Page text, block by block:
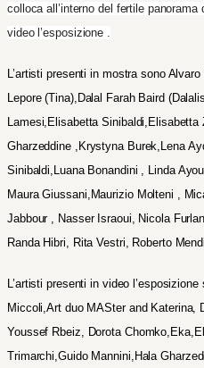
colloca all’interno del fertile panorama
video l’esposizione .
L’artisti presenti in mostra sono
Lepore (Tina),Dalal Farah Baird
Lamesi,Elisabetta Sinibaldi,Elisabetta
Gharzeddine,Krystyna Burek,Lena
Sinibaldi,Luana Bonandini , Linda
Maura Giussani,Maurizio Molteni ,
Jabbour , Nasser Israoui, Nicola
Randa Hibri, Rita Vestri, Roberto
L’artisti presenti in video
Miccoli,Art duo MASter and Katerina,
Youssef Rbeiz, Dorota Chomko,Eka,
Trimarchi,Guido Mannini, Hala